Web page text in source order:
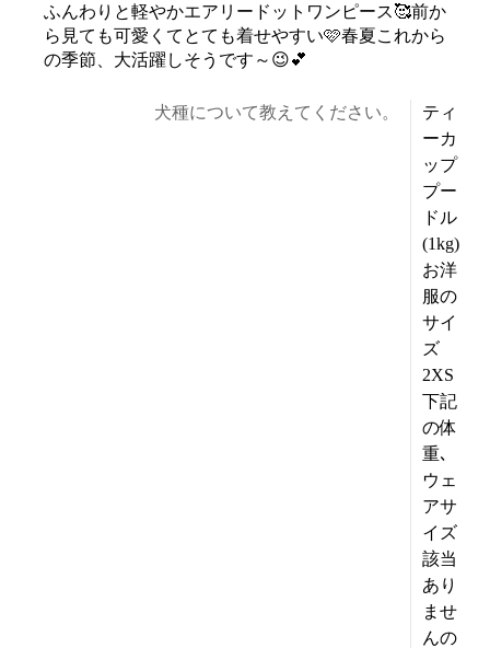
ふんわりと軽やかエアリードットワンピース🥰前か
ら見ても可愛くてとても着せやすい🩷春夏これから
の季節、大活躍しそうです～😉💕
犬種について教えてください。
ティ
ーカ
ップ
プー
ドル
(1kg)
お洋
服の
サイ
ズ
2XS
下記
の体
重､
ウェ
アサ
イズ
該当
あり
ませ
んの